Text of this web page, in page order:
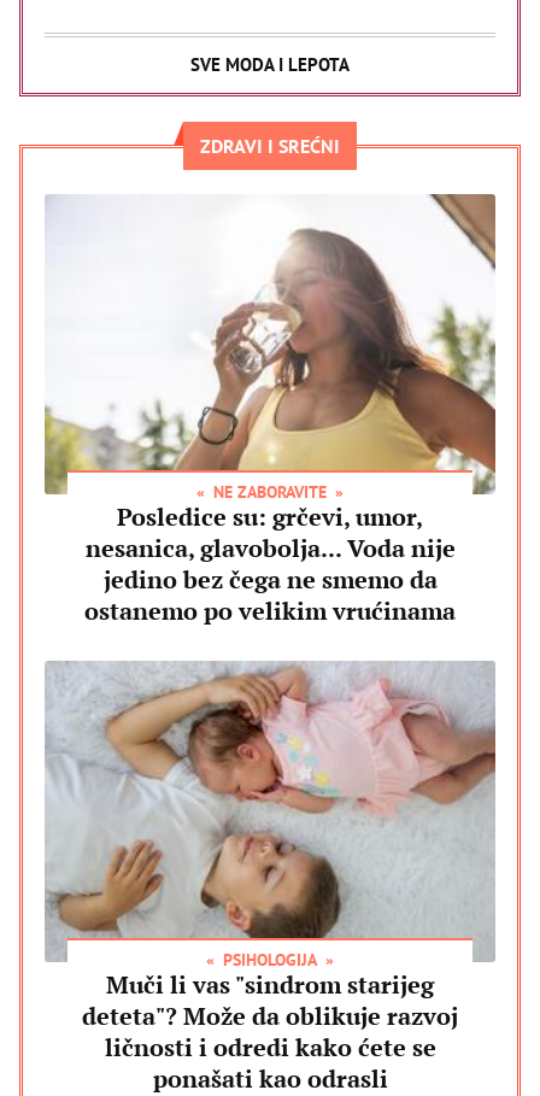
SVE MODA I LEPOTA
ZDRAVI I SREĆNI
NE ZABORAVITE
Posledice su: grčevi, umor,
nesanica, glavobolja... Voda nije
jedino bez čega ne smemo da
ostanemo po velikim vrućinama
PSIHOLOGIJA
Muči li vas "sindrom starijeg
deteta"? Može da oblikuje razvoj
ličnosti i odredi kako ćete se
ponašati kao odrasli